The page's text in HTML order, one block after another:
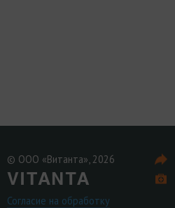
© ООО «Витанта», 2026
Согласие на обработку